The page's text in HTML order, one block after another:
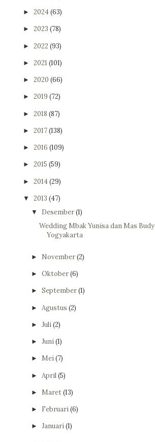
► 2024(63)
► 2023 (78)
► 2022 (93)
► 2021 (101)
► 2020 (66)
► 2019 (72)
► 2018 (87)
► 2017(138)
► 2016 (109)
► 2015 (59)
► 2014(29)
▼ 2013 (47)
▼ Desember(1)
Wedding Mbak Yunisa dan Mas Budy
Yogyakarta
► November(2)
► Oktober(6)
► September(1)
► Agustus (2)
► Juli(2)
► Juni(1)
► Mei(7)
► April(5)
► Maret(13)
► Februari(6)
► Januari(1)